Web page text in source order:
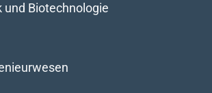
Biotechnologie